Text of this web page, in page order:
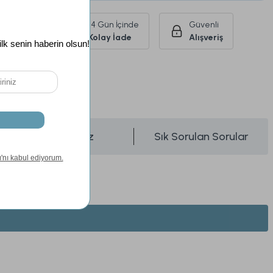
14 Gün İçinde
Kolay İade
Güvenli
Alışveriş
Önerileriniz Sık Sorulan Sorular